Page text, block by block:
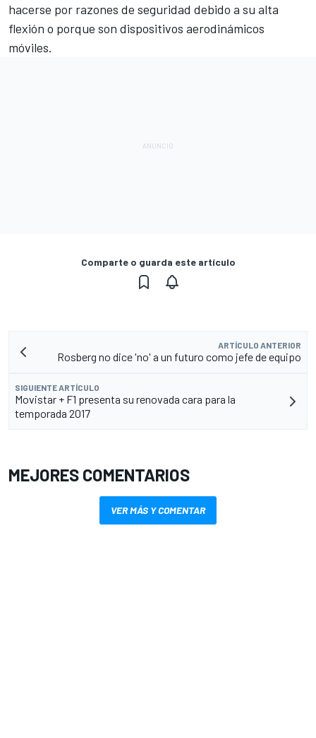
hacerse por razones de seguridad debido a su alta
flexión o porque son dispositivos aerodinámicos
móviles.
Comparte o guarda este artículo
ARTÍCULO ANTERIOR
Rosberg no dice 'no' a un futuro como jefe de equipo
SIGUIENTE ARTÍCULO
Movistar + F1 presenta su renovada cara para la
temporada 2017
MEJORES COMENTARIOS
VER MÁS Y COMENTAR